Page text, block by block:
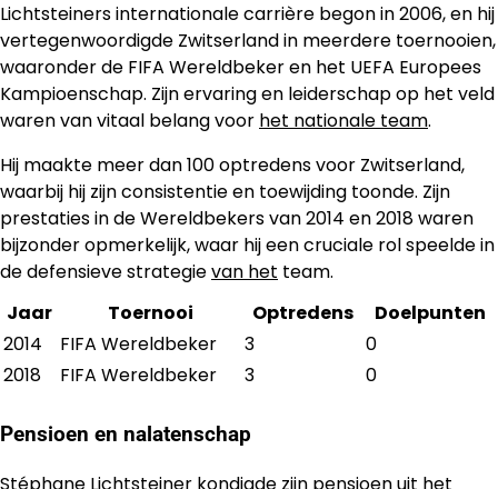
Lichtsteiners internationale carrière begon in 2006, en hij
vertegenwoordigde Zwitserland in meerdere toernooien,
waaronder de FIFA Wereldbeker en het UEFA Europees
Kampioenschap. Zijn ervaring en leiderschap op het veld
waren van vitaal belang voor het nationale team.
Hij maakte meer dan 100 optredens voor Zwitserland,
waarbij hij zijn consistentie en toewijding toonde. Zijn
prestaties in de Wereldbekers van 2014 en 2018 waren
bijzonder opmerkelijk, waar hij een cruciale rol speelde in
de defensieve strategievan het team.
Jaar
Toernooi Optredens
Doelpunten
2014
FIFA Wereldbeker 3
0
2018
FIFA Wereldbeker 3 0
Pensioen en nalatenschap